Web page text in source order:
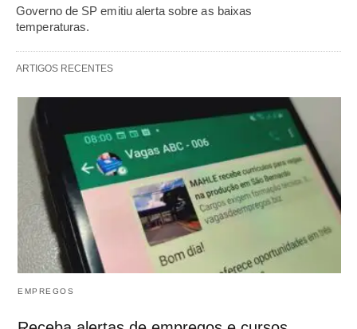
Governo de SP emitiu alerta sobre as baixas
temperaturas.
ARTIGOS RECENTES
EMPREGOS